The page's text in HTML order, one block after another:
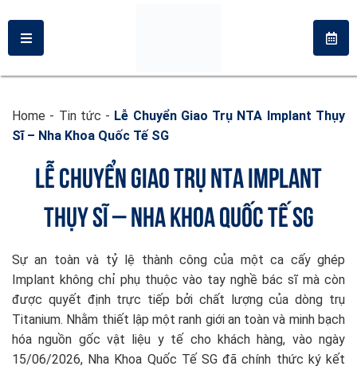
Home - Tin tức - Lễ Chuyển Giao Trụ NTA Implant Thụy
Sĩ – Nha Khoa Quốc Tế SG
LỄ CHUYỂN GIAO TRỤ NTA IMPLANT
THỤY SĨ – NHA KHOA QUỐC TẾ SG
Sự an toàn và tỷ lệ thành công của một ca cấy ghép
Implant không chỉ phụ thuộc vào tay nghề bác sĩ mà còn
được quyết định trực tiếp bởi chất lượng của dòng trụ
Titanium. Nhằm thiết lập một ranh giới an toàn và minh bạch
hóa nguồn gốc vật liệu y tế cho khách hàng, vào ngày
15/06/2026, Nha Khoa Quốc Tế SG đã chính thức ký kết